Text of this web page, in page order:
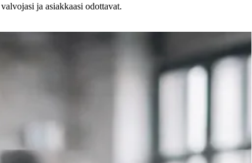
ja asiakkaasi odottavat.